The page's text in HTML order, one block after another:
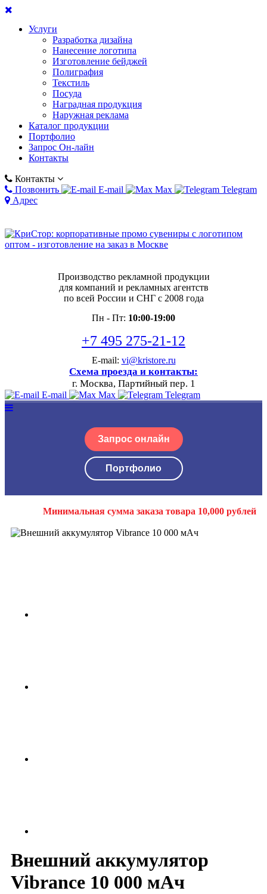
Услуги
Разработка дизайна
Нанесение логотипа
Изготовление бейджей
Полиграфия
Текстиль
Посуда
Наградная продукция
Наружная реклама
Каталог продукции
Портфолио
Запрос Он-лайн
Контакты
Контакты
Позвонить
E-mail Max
Telegram
Адрес
Производство рекламной продукции
для компаний и рекламных агентств
по всей России и СНГ с 2008 года
Пн - Пт: 10:00-19:00
+7 495 275-21-12
E-mail: vi@kristore.ru
Схема проезда и контакты:
г. Москва, Партийный пер. 1
E-mail Max Telegram
Запрос онлайн
Портфолио
Минимальная сумма заказа товара 10,000 рублей
Внешний аккумулятор
Vibrance 10 000 мAч